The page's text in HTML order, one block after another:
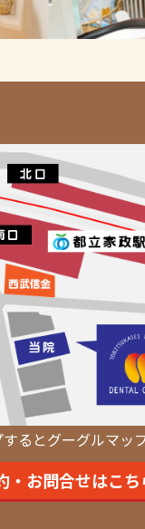
るとグーグルマッ
・お問合せはこち